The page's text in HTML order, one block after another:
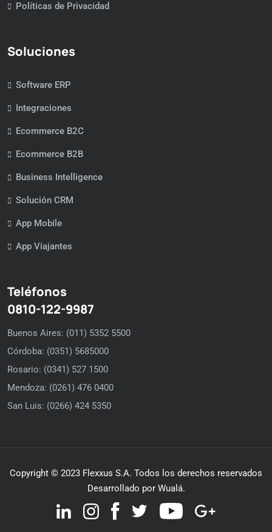
Políticas de Privacidad
Soluciones
Software ERP
Integraciones
Ecommerce B2C
Ecommerce B2B
Business Intelligence
Solución CRM
App Mobile
App Viajantes
Teléfonos
0810-122-9987
Buenos Aires: (011) 5352 5500
Córdoba: (0351) 5685000
Rosario: (0341) 527 1500
Mendoza: (0261) 476 0400
San Luis: (0266) 424 5350
Copyright © 2023 Flexxus S.A. Todos los derechos reservados
Desarrollado por Wualá.